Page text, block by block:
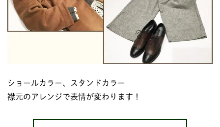
ショールカラー、スタンドカラー
襟元のアレンジで表情が変わります！